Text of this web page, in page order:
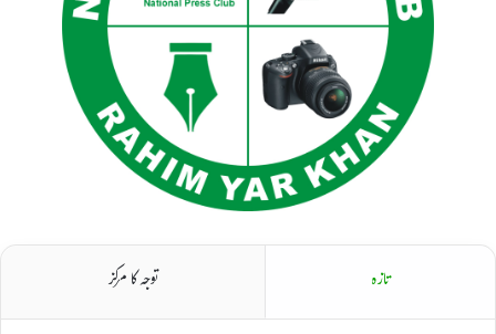
تازہ توجہ کا مرکز